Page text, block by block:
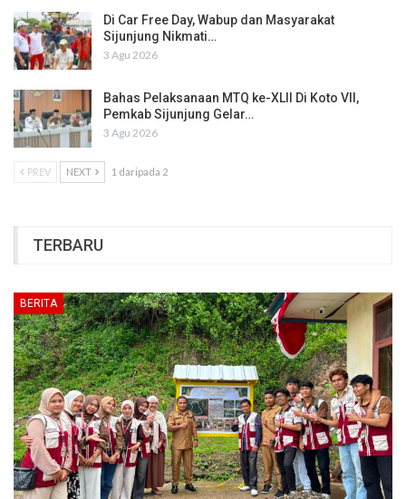
Di Car Free Day, Wabup dan Masyarakat
Sijunjung Nikmati…
3 Agu 2026
Bahas Pelaksanaan MTQ ke-XLII Di Koto VII,
Pemkab Sijunjung Gelar…
3 Agu 2026
PREV NEXT 1 daripada 2
TERBARU
BERITA